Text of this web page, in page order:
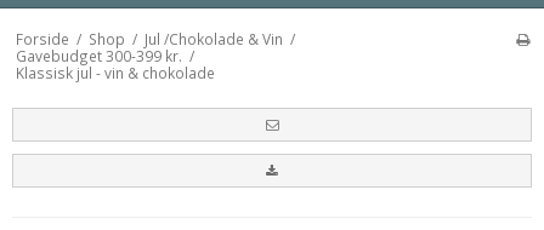
Forside / Shop / Jul /Chokolade & Vin /
Gavebudget 300-399 kr. /
Klassisk jul - vin & chokolade